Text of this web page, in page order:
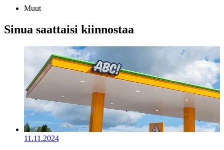
Muut
Sinua saattaisi kiinnostaa
11.11.2024